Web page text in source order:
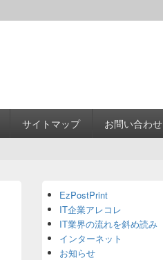
サイトマップ お問い合わせ
Sidebar
Widget
Area
EzPostPrint
IT企業アレコレ
IT業界の流れを斜め読み
インターネット
お知らせ